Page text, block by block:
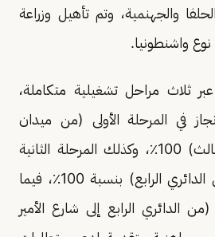
الحلفا والجهنمية، وتم تأهيل وزراعة
ثلاث مراحل تشغيلية متكاملة،
في المرحلة الأولى (من ميدان
الدوارق إلى الدائري الثالث) 100٪، وكذلك المرحلة الثانية
(من الدائري الثالث إلى الدائري الرابع) بنسبة 100٪، فيما
الدائري الرابع إلى شارع الأمير